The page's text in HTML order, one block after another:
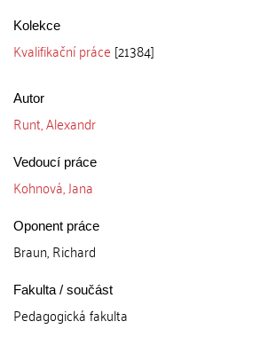
Kolekce
Kvalifikační práce [21384]
Autor
Runt, Alexandr
Vedoucí práce
Kohnová, Jana
Oponent práce
Braun, Richard
Fakulta / součást
Pedagogická fakulta